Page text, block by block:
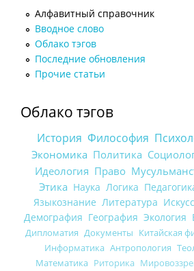
Алфавитный справочник
Вводное слово
Облако тэгов
Последние обновления
Прочие статьи
Облако тэгов
История Философия
Экономика Политика
Идеология Право
Этика Наука Логика
Языкознание Литература
Демография География Экология
Дипломатия Документы Китайская
Информатика Антропология
Математика Риторика